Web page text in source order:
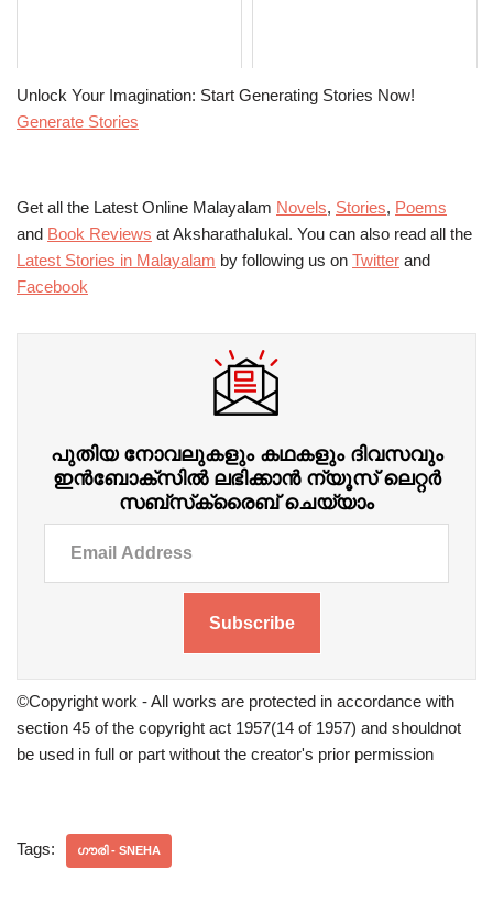
Unlock Your Imagination: Start Generating Stories Now!
Generate Stories
Get all the Latest Online Malayalam Novels, Stories, Poems
and Book Reviews at Aksharathalukal. You can also read all the
Latest Stories in Malayalam by following us on Twitter and
Facebook
പുതിയ നോവലുകളും കഥകളും ദിവസവും
ഇന്‍ബോക്‌സില്‍ ലഭിക്കാന്‍ ന്യൂസ് ലെറ്റർ
സബ്‌സ്‌ക്രൈബ് ചെയ്യാം
Subscribe
©Copyright work - All works are protected in accordance with
section 45 of the copyright act 1957(14 of 1957) and shouldnot
be used in full or part without the creator's prior permission
Tags: ഗൗരി - SNEHA